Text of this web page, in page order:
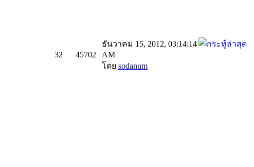
32 45702
ธันวาคม 15, 2012, 03:14:14
AM
โดย sodanum